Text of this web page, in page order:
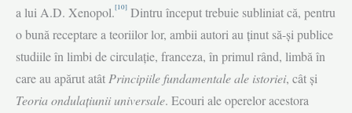
a lui A.D. Xenopol.[10] Dintru început trebuie subliniat că, pentru
o bună receptare a teoriilor lor, ambii autori au ținut să-și publice
studiile în limbi de circulație, franceza, în primul rând, limbă în
care au apărut atât Principiile fundamentale ale istoriei, cât și
Teoria ondulațiunii universale. Ecouri ale operelor acestora